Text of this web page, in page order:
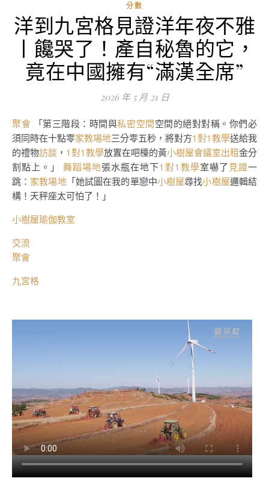
分數
洋到九宮格見證洋年夜不雅
丨饞哭了！產自秘魯的它，
竟在中國擁有“滿漢全席”
2026 年 5 月 21 日
聚會 「第三階段：時間與私密空間空間的絕對對稱。你們必
須同時在十點零家教場地三分零五秒，將對方1對1教學送給我
的禮物訪談 ， 1對1教學放置在吧檯的黃小樹屋會議室出租金分
割點上。」 舞蹈場地張水瓶在地下1對1教學室嚇了 見證一
跳： 家教場地「她試圖在我的單戀中小樹屋尋找小樹屋邏輯結
構！天秤座太可怕了！」
小樹屋瑜伽教室
交流
聚會
九宮格